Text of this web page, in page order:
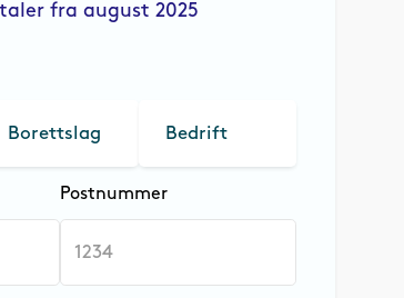
fra august 2025
Borettslag Bedrift
Postnummer